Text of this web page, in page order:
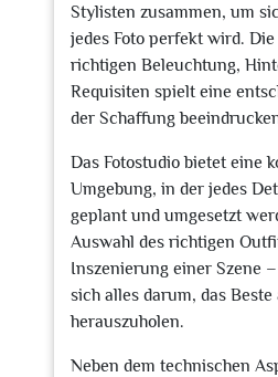
Stylisten zusammen, um
jedes Foto perfekt wird.
richtigen Beleuchtung,
Requisiten spielt eine
der Schaffung
Das Fotostudio bietet eine
Umgebung, in der jedes
geplant und umgesetzt
Auswahl des richtigen
Inszenierung einer Szene
sich alles darum, das
herauszuholen.
Neben dem technischen